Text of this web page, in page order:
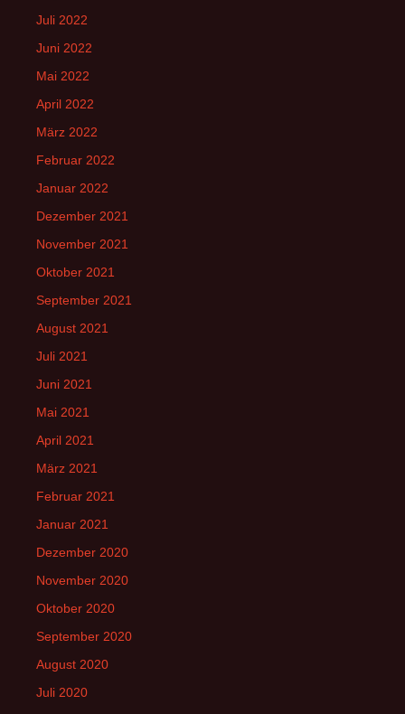
Juli 2022
Juni 2022
Mai 2022
April 2022
März 2022
Februar 2022
Januar 2022
Dezember 2021
November 2021
Oktober 2021
September 2021
August 2021
Juli 2021
Juni 2021
Mai 2021
April 2021
März 2021
Februar 2021
Januar 2021
Dezember 2020
November 2020
Oktober 2020
September 2020
August 2020
Juli 2020